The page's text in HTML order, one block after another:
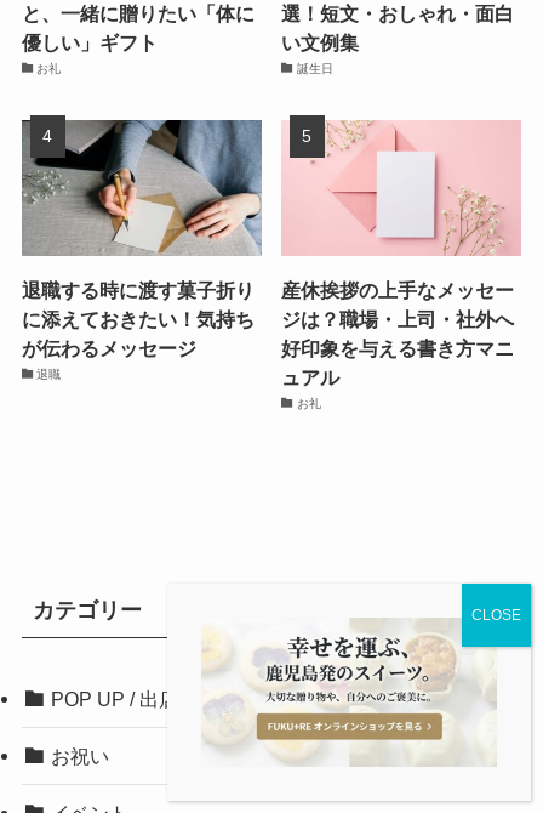
と、一緒に贈りたい「体に
優しい」ギフト
お礼
選！短文・おしゃれ・面白
い文例集
誕生日
退職する時に渡す菓子折り
に添えておきたい！気持ち
が伝わるメッセージ
退職
産休挨拶の上手なメッセー
ジは？職場・上司・社外へ
好印象を与える書き方マニ
ュアル
お礼
カテゴリー
POP UP / 出店情報
お祝い